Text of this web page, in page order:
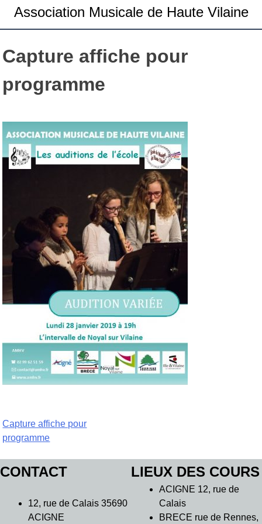
Association Musicale de Haute Vilaine
Capture affiche pour
programme
Navigation
de
l’article
Capture affiche pour
programme
CONTACT
12, rue de Calais 35690
ACIGNE
LIEUX DES COURS
ACIGNE 12, rue de
Calais
BRECE rue de Rennes,